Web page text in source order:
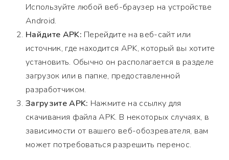
Используйте любой веб-браузер на устройстве
Android.
Найдите APK: Перейдите на веб-сайт или
источник, где находится APK, который вы хотите
установить. Обычно он располагается в разделе
загрузок или в папке, предоставленной
разработчиком.
Загрузите APK: Нажмите на ссылку для
скачивания файла APK. В некоторых случаях, в
зависимости от вашего веб-обозревателя, вам
может потребоваться разрешить перенос.